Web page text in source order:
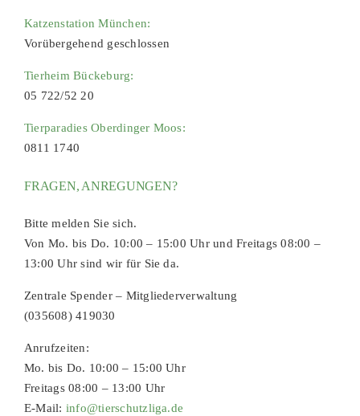
Katzenstation München:
Vorübergehend geschlossen
Tierheim Bückeburg:
05 722/52 20
Tierparadies Oberdinger Moos:
0811 1740
FRAGEN, ANREGUNGEN?
Bitte melden Sie sich.
Von Mo. bis Do. 10:00 – 15:00 Uhr und Freitags 08:00 –
13:00 Uhr sind wir für Sie da.
Zentrale Spender – Mitgliederverwaltung
(035608) 419030
Anrufzeiten:
Mo. bis Do. 10:00 – 15:00 Uhr
Freitags 08:00 – 13:00 Uhr
E-Mail: info@tierschutzliga.de